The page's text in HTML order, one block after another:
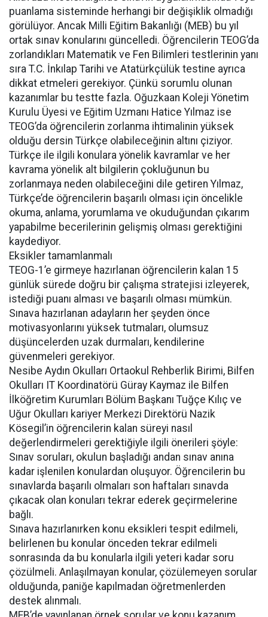
puanlama sisteminde herhangi bir değişiklik olmadığı
görülüyor. Ancak Milli Eğitim Bakanlığı (MEB) bu yıl
ortak sınav konularını güncelledi. Öğrencilerin TEOG’da
zorlandıkları Matematik ve Fen Bilimleri testlerinin yanı
sıra T.C. İnkılap Tarihi ve Atatürkçülük testine ayrıca
dikkat etmeleri gerekiyor. Çünkü sorumlu olunan
kazanımlar bu testte fazla. Oğuzkaan Koleji Yönetim
Kurulu Üyesi ve Eğitim Uzmanı Hatice Yılmaz ise
TEOG’da öğrencilerin zorlanma ihtimalinin yüksek
olduğu dersin Türkçe olabileceğinin altını çiziyor.
Türkçe ile ilgili konulara yönelik kavramlar ve her
kavrama yönelik alt bilgilerin çokluğunun bu
zorlanmaya neden olabileceğini dile getiren Yılmaz,
Türkçe’de öğrencilerin başarılı olması için öncelikle
okuma, anlama, yorumlama ve okuduğundan çıkarım
yapabilme becerilerinin gelişmiş olması gerektiğini
kaydediyor.
Eksikler tamamlanmalı
TEOG-1’e girmeye hazırlanan öğrencilerin kalan 15
günlük sürede doğru bir çalışma stratejisi izleyerek,
istediği puanı alması ve başarılı olması mümkün.
Sınava hazırlanan adayların her şeyden önce
motivasyonlarını yüksek tutmaları, olumsuz
düşüncelerden uzak durmaları, kendilerine
güvenmeleri gerekiyor.
Nesibe Aydın Okulları Ortaokul Rehberlik Birimi, Bilfen
Okulları IT Koordinatörü Güray Kaymaz ile Bilfen
İlköğretim Kurumları Bölüm Başkanı Tuğçe Kılıç ve
Uğur Okulları kariyer Merkezi Direktörü Nazik
Kösegil’in öğrencilerin kalan süreyi nasıl
değerlendirmeleri gerektiğiyle ilgili önerileri şöyle:
Sınav soruları, okulun başladığı andan sınav anına
kadar işlenilen konulardan oluşuyor. Öğrencilerin bu
sınavlarda başarılı olmaları son haftaları sınavda
çıkacak olan konuları tekrar ederek geçirmelerine
bağlı.
Sınava hazırlanırken konu eksikleri tespit edilmeli,
belirlenen bu konular önceden tekrar edilmeli
sonrasında da bu konularla ilgili yeteri kadar soru
çözülmeli. Anlaşılmayan konular, çözülemeyen sorular
olduğunda, paniğe kapılmadan öğretmenlerden
destek alınmalı.